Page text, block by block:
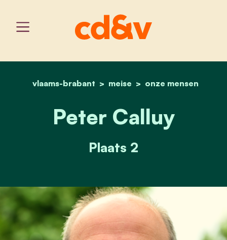
home
vlaams-brabant meise onze mensen
peter calluy
Peter Calluy
Plaats 2